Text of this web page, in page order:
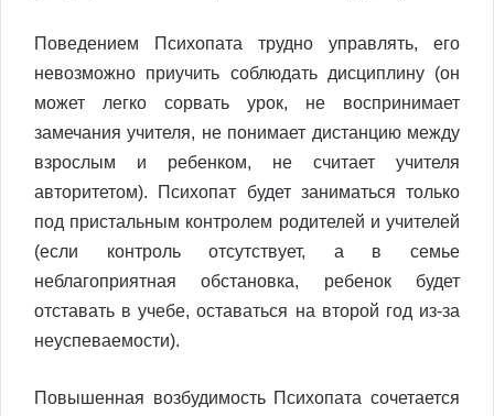
Поведением Психопата трудно управлять, его
невозможно приучить соблюдать дисциплину (он
может легко сорвать урок, не воспринимает
замечания учителя, не понимает дистанцию между
взрослым и ребенком, не считает учителя
авторитетом). Психопат будет заниматься только
под пристальным контролем родителей и учителей
(если контроль отсутствует, а в семье
неблагоприятная обстановка, ребенок будет
отставать в учебе, оставаться на второй год из-за
неуспеваемости).
Повышенная возбудимость Психопата сочетается